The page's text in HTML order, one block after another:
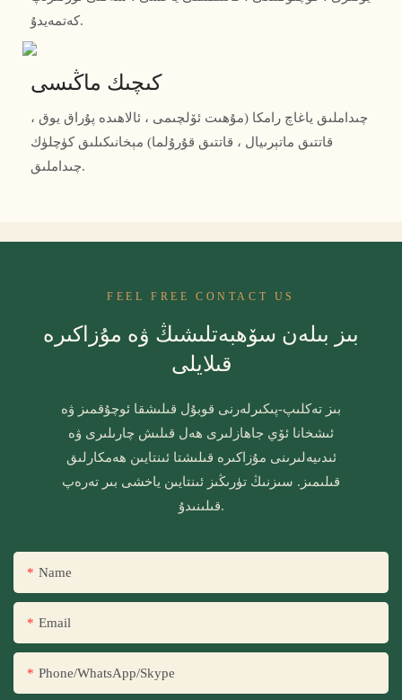
كەتمەيدۇ.
كىچىك ماڭىسى
چىداملىق ياغاچ رامكا (مۇھىت ئۆلچىمى ، ئالاھىدە پۇراق يوق ،
قاتتىق ماتېرىيال ، قاتتىق قۇرۇلما) مېخانىكىلىق كۈچلۈك
چىداملىق.
FEEL FREE CONTACT US
بىز بىلەن سۆھبەتلىشىڭ ۋە مۇزاكىرە
قىلايلى
بىز تەكلىپ-پىكىرلەرنى قوبۇل قىلىشقا ئوچۇقمىز ۋە
ئىشخانا ئۆي جاھازلىرى ھەل قىلىش چارىلىرى ۋە
ئىدىيەلىرىنى مۇزاكىرە قىلىشتا ئىنتايىن ھەمكارلىق
قىلىمىز. سىزنىڭ تۈرىڭىز ئىنتايىن ياخشى بىر تەرەپ
قىلىنىدۇ.
Name
Email
Phone/WhatsApp/Skype